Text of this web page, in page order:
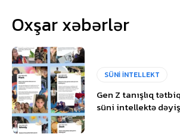
Oxşar xəbərlər
SÜNİ İNTELLEKT
Gen Z tanışlıq
süni intellektə